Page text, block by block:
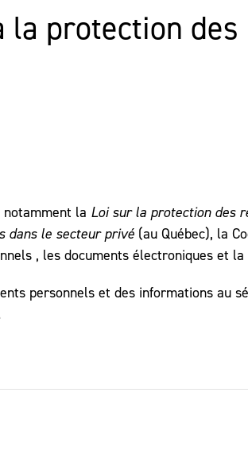
protection
la Loi sur la protection des
dans le secteur privé(au Québec), la
, les documents électroniques et
personnels et des informations au